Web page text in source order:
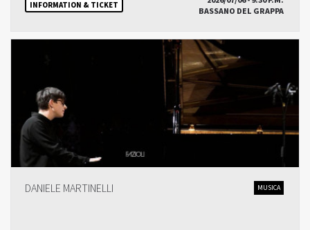
INFORMATION & TICKET
BASSANO DEL GRAPPA
DANIELE MARTINELLI MUSICA